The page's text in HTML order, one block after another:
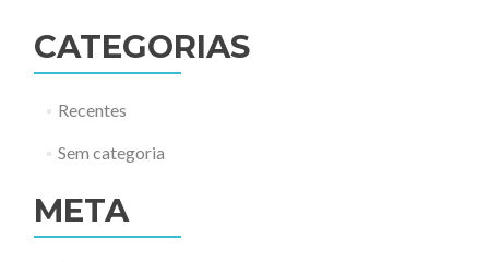
CATEGORIAS
Recentes
Sem categoria
META